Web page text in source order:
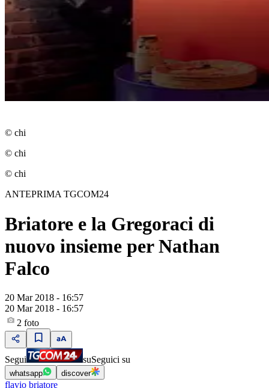
© chi
© chi
© chi
ANTEPRIMA TGCOM24
Briatore e la Gregoraci di
nuovo insieme per Nathan
Falco
20 Mar 2018 - 16:57
20 Mar 2018 - 16:57
2 foto
Segui suSeguici su
whatsapp discover
flavio briatore